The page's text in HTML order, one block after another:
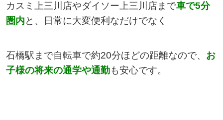
カスミ上三川店やダイソー上三川店まで車で5分
圏内と、日常に大変便利なだけでなく
石橋駅まで自転車で約20分ほどの距離なので、 お
子様の将来の通学や通勤も安心です。